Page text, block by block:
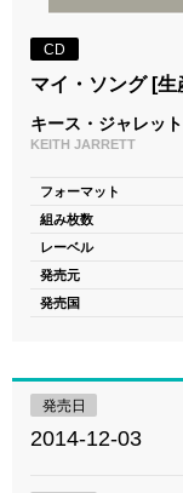
CD
マイ・ソング [生
キース・ジャレット
KEITH JARRETT
フォーマット
組み枚数
レーベル
発売元
発売国
発売日
2014-12-03